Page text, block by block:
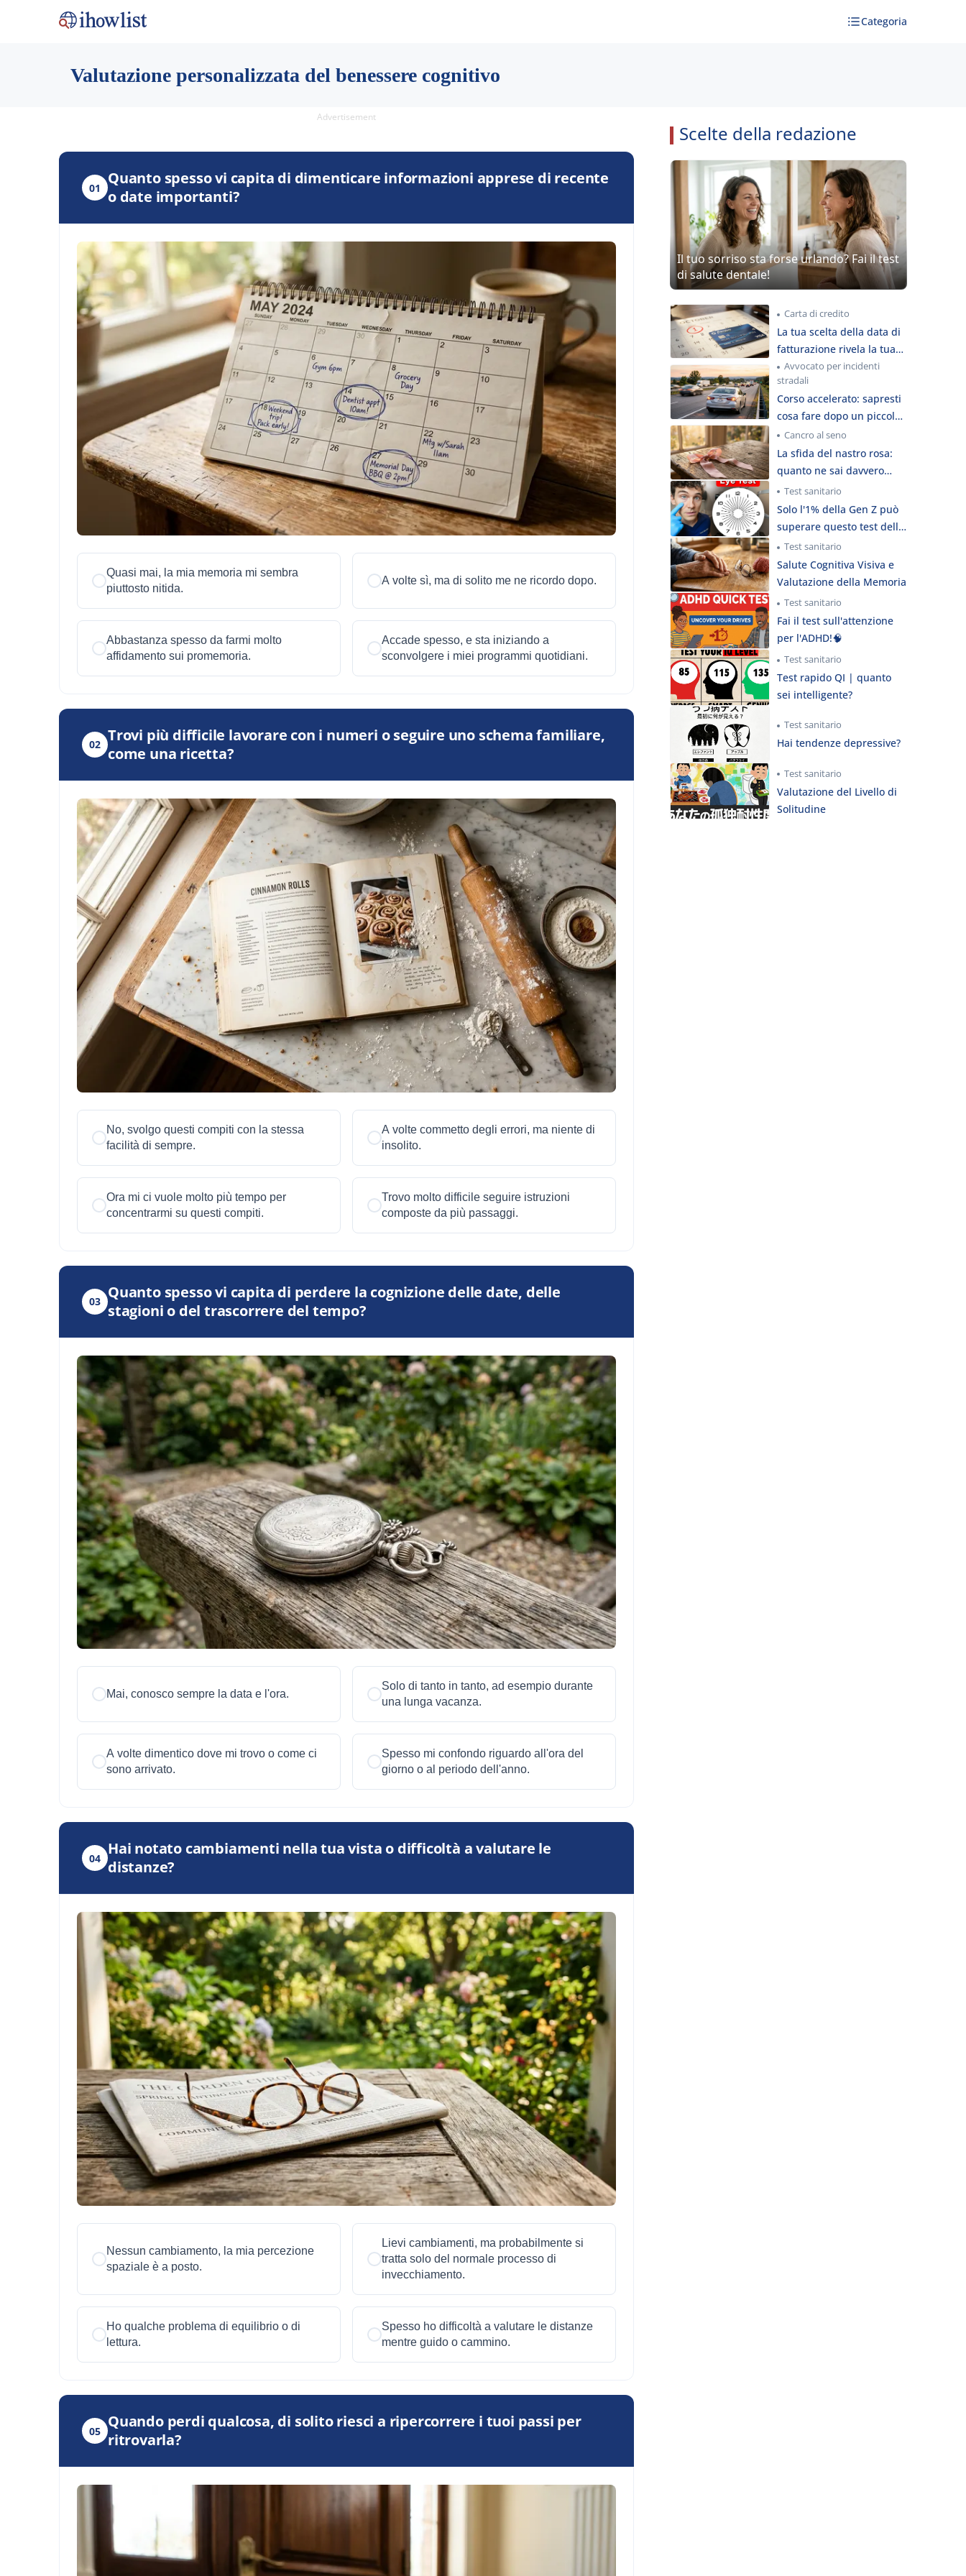
Categoria
Valutazione personalizzata del benessere cognitivo
Advertisement
01
Quanto spesso vi capita di dimenticare informazioni apprese di recente
o date importanti?
Quasi mai, la mia memoria mi sembra
piuttosto nitida.
A volte sì, ma di solito me ne ricordo dopo.
Abbastanza spesso da farmi molto
affidamento sui promemoria.
Accade spesso, e sta iniziando a
sconvolgere i miei programmi quotidiani.
02 Trovi più difficile lavorare con i numeri o seguire uno schema familiare,
come una ricetta?
No, svolgo questi compiti con la stessa
facilità di sempre.
A volte commetto degli errori, ma niente di
insolito.
Ora mi ci vuole molto più tempo per
concentrarmi su questi compiti.
Trovo molto difficile seguire istruzioni
composte da più passaggi.
03 Quanto spesso vi capita di perdere la cognizione delle date, delle
stagioni o del trascorrere del tempo?
Mai, conosco sempre la data e l'ora.
Solo di tanto in tanto, ad esempio durante
una lunga vacanza.
A volte dimentico dove mi trovo o come ci
sono arrivato.
Spesso mi confondo riguardo all'ora del
giorno o al periodo dell'anno.
04 Hai notato cambiamenti nella tua vista o difficoltà a valutare le
distanze?
Nessun cambiamento, la mia percezione
spaziale è a posto.
Lievi cambiamenti, ma probabilmente si
tratta solo del normale processo di
invecchiamento.
Ho qualche problema di equilibrio o di
lettura.
Spesso ho difficoltà a valutare le distanze
mentre guido o cammino.
05 Quando perdi qualcosa, di solito riesci a ripercorrere i tuoi passi per
ritrovarla?
Scelte della redazione
Il tuo sorriso sta forse urlando? Fai il test
di salute dentale!
Carta di credito
La tua scelta della data di
fatturazione rivela la tua
segreta personalità
finanziaria
Avvocato per incidenti
stradali
Corso accelerato: sapresti
cosa fare dopo un piccolo
incidente stradale?
Cancro al seno
La sfida del nastro rosa:
quanto ne sai davvero
sulla salute del seno?
Test sanitario
Solo l'1% della Gen Z può
superare questo test della
vista
Test sanitario
Salute Cognitiva Visiva e
Valutazione della Memoria
Test sanitario
Fai il test sull'attenzione
per l'ADHD!🧠
Test sanitario
Test rapido QI | quanto
sei intelligente?
Test sanitario
Hai tendenze depressive?
Test sanitario
Valutazione del Livello di
Solitudine